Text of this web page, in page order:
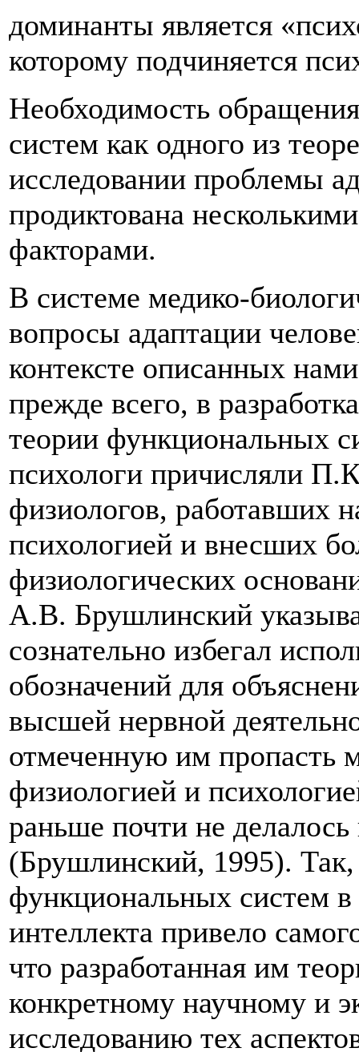
доминанты является
которому подчиняется
Необходимость
систем как одного из
исследовании проблемы
продиктована
факторами.
В системе медико-
вопросы адаптации
контексте описанных
прежде всего, в
теории функциональных
психологи причисляли
физиологов, работавших
психологией и внесших
физиологических
А.В. Брушлинский
сознательно избегал
обозначений для
высшей нервной
отмеченную им пропасть
физиологией и
раньше почти не
(Брушлинский, 1995). Так,
функциональных систем
интеллекта привело
что разработанная им
конкретному научному и
исследованию тех